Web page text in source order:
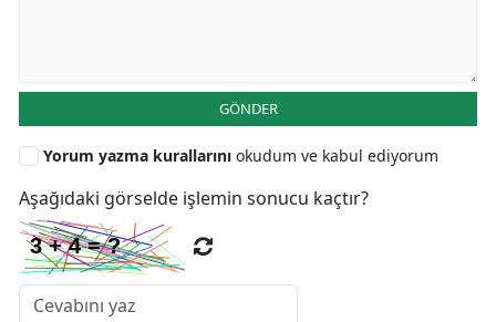
GÖNDER
Yorum yazma kurallarını okudum ve kabul ediyorum
Aşağıdaki görselde işlemin sonucu kaçtır?